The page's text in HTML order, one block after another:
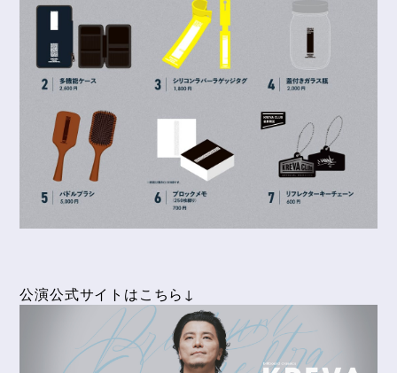
公演公式サイトはこちら↓